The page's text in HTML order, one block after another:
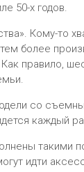
50-х годов.
Кому-то
более
правило,
со
каждый
такими
идти